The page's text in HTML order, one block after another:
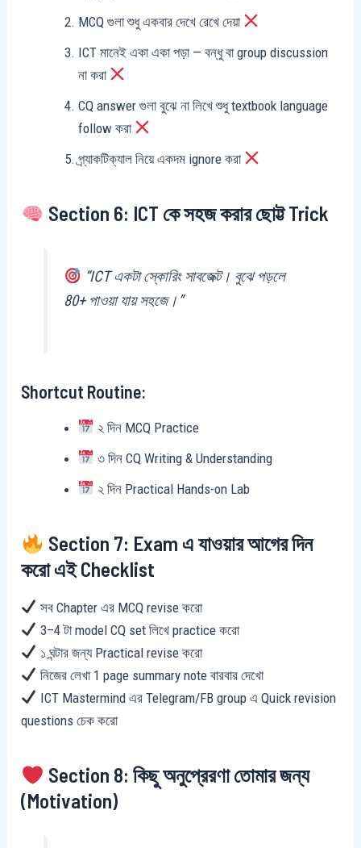
MCQ গুলা শুধু একবার দেখে রেখে দেয়া
ICT মানেই একা একা পড়া — বন্ধু বা group discussion
না করা
CQ answer গুলা বুঝে না লিখে শুধু textbook language
follow করা
প্র্যাকটিক্যাল নিয়ে একদম ignore করা
Section 6: ICT কে সহজ করার ছোট্ট Trick
“ICT একটা স্কোরিং সাবজেক্ট। বুঝে পড়লে
80+ পাওয়া যায় সহজে।”
Shortcut Routine:
২ দিন MCQ Practice
৩ দিন CQ Writing & Understanding
২ দিন Practical Hands-on Lab
Section 7: Exam এ যাওয়ার আগের দিন
করো এই Checklist
সব Chapter এর MCQ revise করো
3–4 টা model CQ set লিখে practice করো
১ ঘন্টার জন্য Practical revise করো
নিজের লেখা 1 page summary note বারবার দেখো
ICT Mastermind এর Telegram/FB group এ Quick revision
questions চেক করো
Section 8: কিছু অনুপ্রেরণা তোমার জন্য
(Motivation)